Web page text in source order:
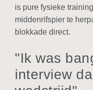
is pure fysieke
middenrifspier te
blokkade direct.
"Ik was
interview